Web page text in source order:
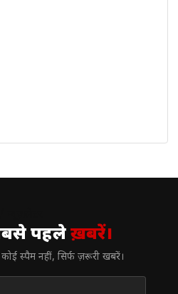
पहलेख़बरें।
स्पैम नहीं, सिर्फ ज़रूरी खबरें।